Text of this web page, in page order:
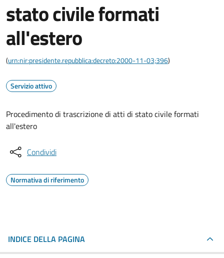
stato civile formati
all'estero
(urn:nir:presidente.repubblica:decreto:2000-11-03;396)
Servizio attivo
Procedimento di trascrizione di atti di stato civile formati
all'estero
Condividi
Normativa di riferimento
INDICE DELLA PAGINA